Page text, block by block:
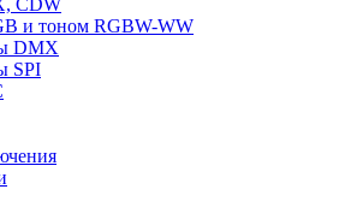
CDW
и тоном RGBW-WW
DMX
SPI